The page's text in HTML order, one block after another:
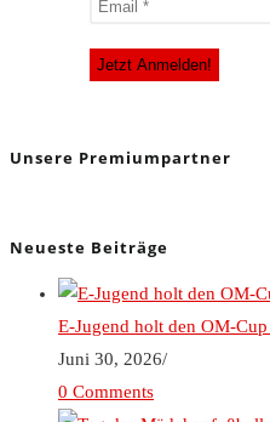
Unsere Premiumpartner
Neueste Beiträge
E-Jugend holt den OM-
Juni 30, 2026/
0 Comments